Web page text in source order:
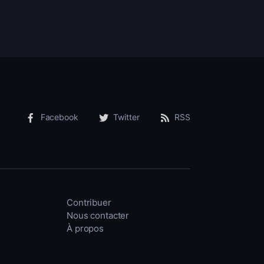
Facebook Twitter RSS
Contribuer
Nous contacter
À propos